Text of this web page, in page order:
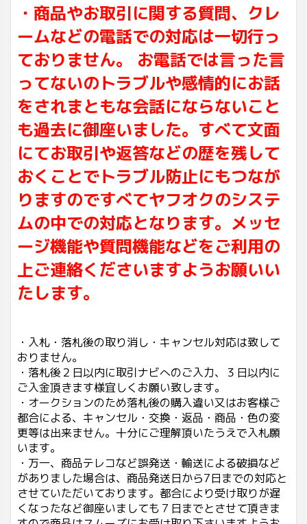
・商品やお取引に関する質問、クレ
ームなどの電話での対応は一切行っ
ておりません。 お電話では言った言
ってないのトラブルや感情的にお話
をされまともな会話にならないこと
も過去に御座いました。すべて文面
にてお取引や返答などの歴を残して
おくことでトラブル防止にもつなが
りますのですべてヤフオクのシステ
ムの中での対応となります。メッセ
ージ機能や質問機能などをご利用の
上ご連絡くださいますようお願いい
たします。
・入札・落札後の取り消し・キャンセル対応は致して
おりません。
・落札後２日以内に取引ナビへのご入力、３日以内に
ご入金頂きます様宜しくお願い致します。
・オークションのため落札後の購入違い又はお客様ご
都合による、キャンセル・交換・返品・商品・色の変
更等は出来ません。十分にご理解頂いたうえで入札願
います。
・万一、商品テレコなど誤発送・輸送による破損など
がありました場合は、商品発送日から7日までの対応と
させていただいております。都合により受け取りが遅
くなったなど御座いましても７日までとさせて頂きま